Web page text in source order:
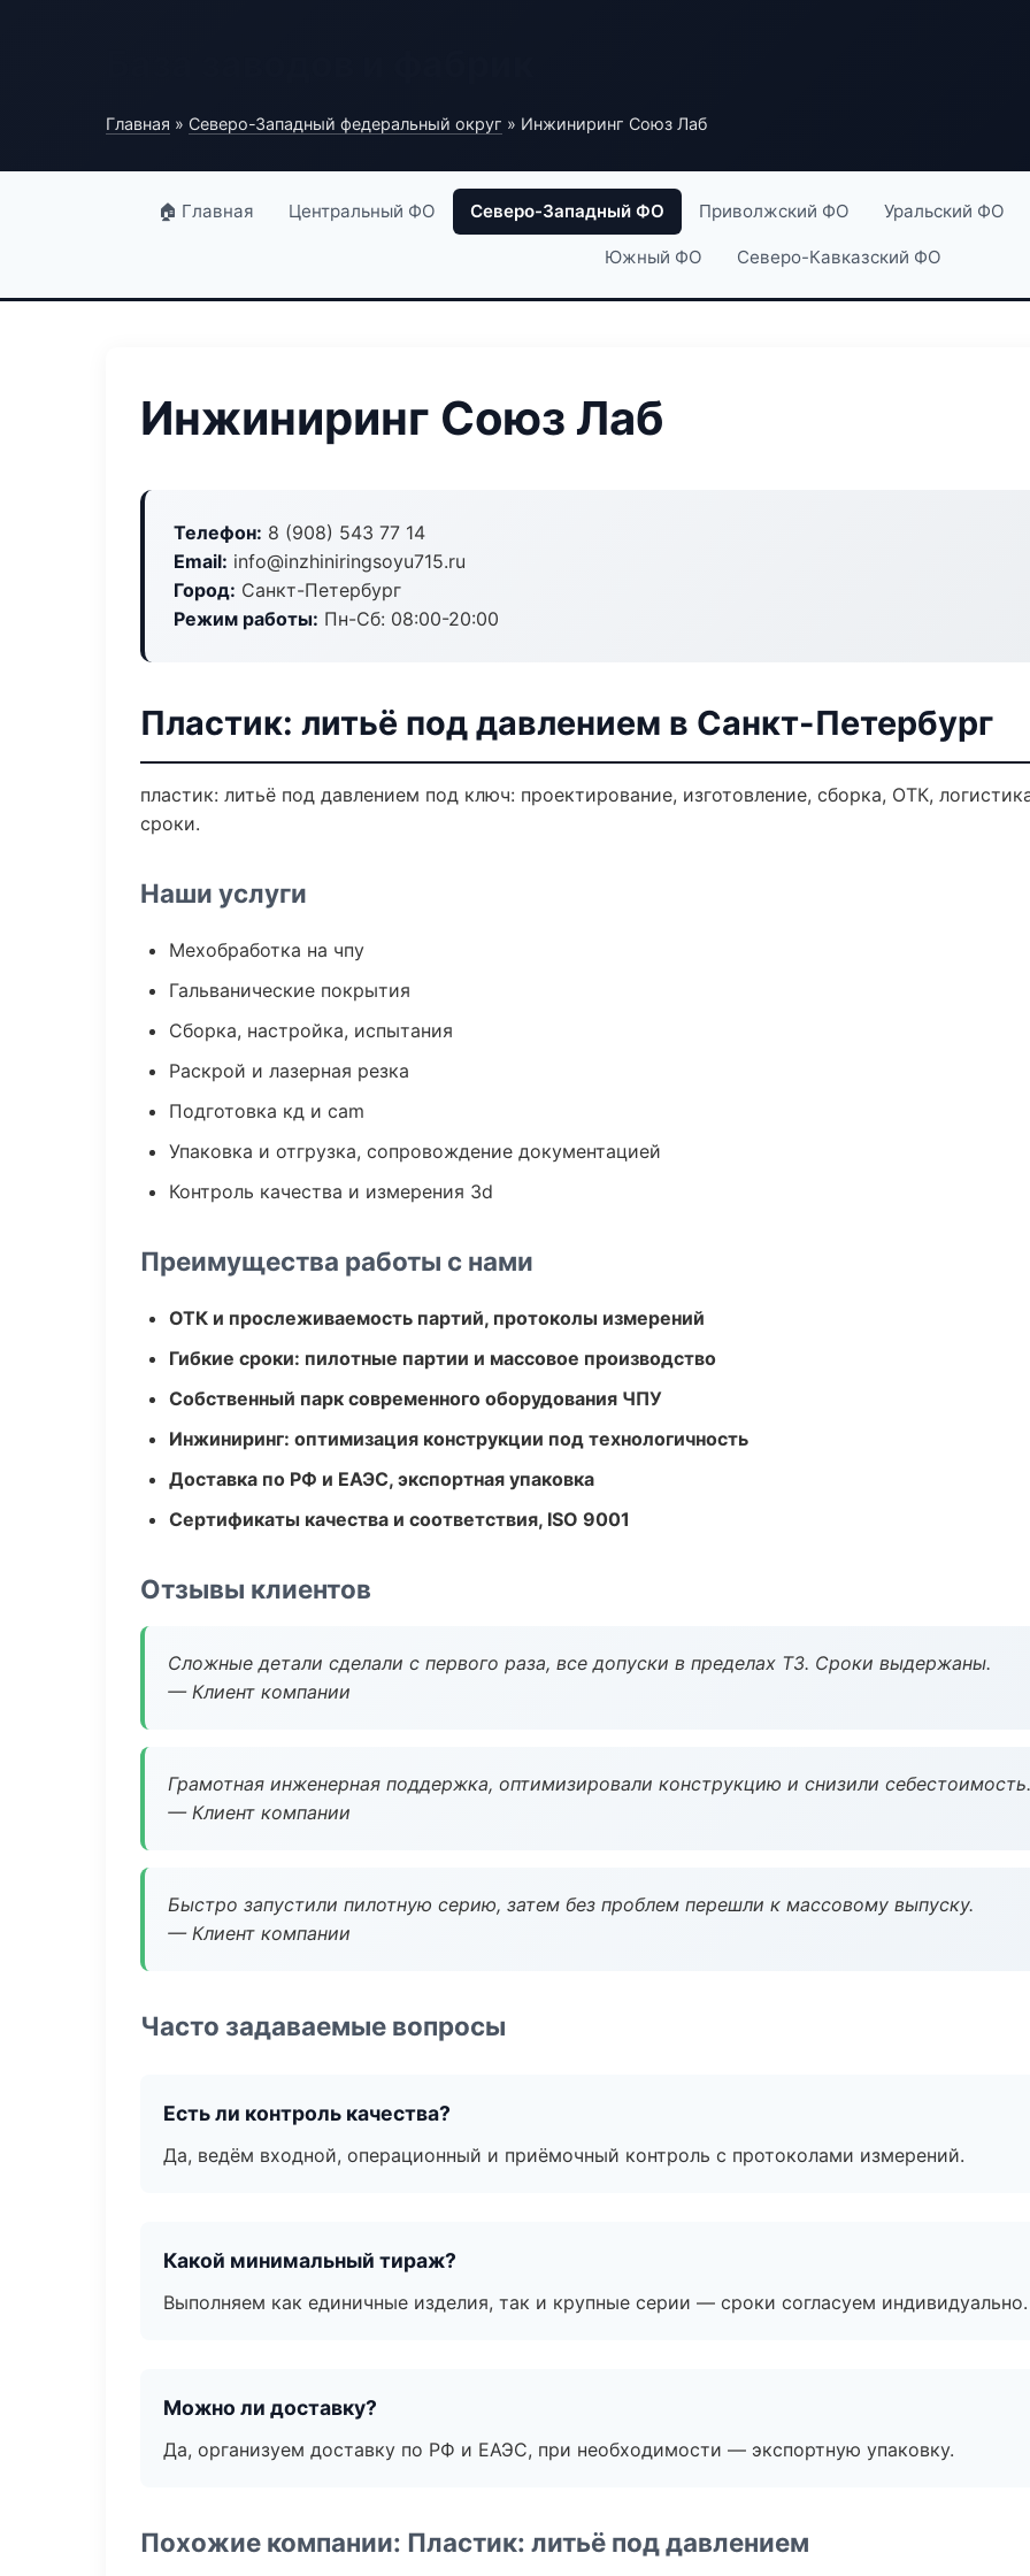
Главная » Северо-Западный федеральный округ » Инжиниринг Союз Лаб
🏠 Главная Центральный ФО Северо-Западный ФО Приволжский ФО Уральский ФО
Южный ФО Северо-Кавказский ФО
Инжиниринг Союз Лаб
Телефон: 8 (908) 543 77 14
Email: info@inzhiniringsoyu715.ru
Город: Санкт-Петербург
Режим работы: Пн-Сб: 08:00-20:00
Пластик: литьё под давлением в Санкт-Петербург
пластик: литьё под давлением под ключ: проектирование, изготовление, сборка, ОТК,
сроки.
Наши услуги
Мехобработка на чпу
Гальванические покрытия
Сборка, настройка, испытания
Раскрой и лазерная резка
Подготовка кд и cam
Упаковка и отгрузка, сопровождение документацией
Контроль качества и измерения 3d
Преимущества работы с нами
ОТК и прослеживаемость партий, протоколы измерений
Гибкие сроки: пилотные партии и массовое производство
Собственный парк современного оборудования ЧПУ
Инжиниринг: оптимизация конструкции под технологичность
Доставка по РФ и ЕАЭС, экспортная упаковка
Сертификаты качества и соответствия, ISO 9001
Отзывы клиентов
Сложные детали сделали с первого раза, все допуски в пределах ТЗ. Сроки выдержаны.
— Клиент компании
Грамотная инженерная поддержка, оптимизировали конструкцию и снизили себестоимость.
— Клиент компании
Быстро запустили пилотную серию, затем без проблем перешли к массовому выпуску.
— Клиент компании
Часто задаваемые вопросы
Есть ли контроль качества?
Да, ведём входной, операционный и приёмочный контроль с протоколами измерений.
Какой минимальный тираж?
Выполняем как единичные изделия, так и крупные серии — сроки согласуем индивидуально.
Можно ли доставку?
Да, организуем доставку по РФ и ЕАЭС, при необходимости — экспортную упаковку.
Похожие компании: Пластик: литьё под давлением